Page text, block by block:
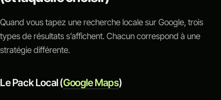
Quand vous tapez une recherche locale sur Google, trois
types de résultats s’affichent. Chacun correspond à une
stratégie différente.
Le Pack Local (Google Maps)